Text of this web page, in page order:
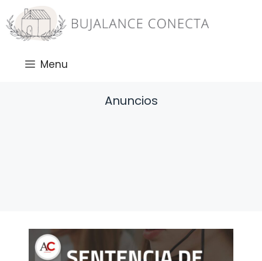
Saltar
al
contenido
Menu
Anuncios